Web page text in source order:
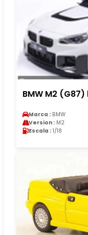
BMW M2
Marca : BMW
Version : M2
Escala : 1/18